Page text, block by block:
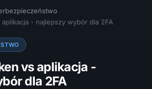
- najlepszy wybór dla 2FA
vs aplikacja -
dla 2FA